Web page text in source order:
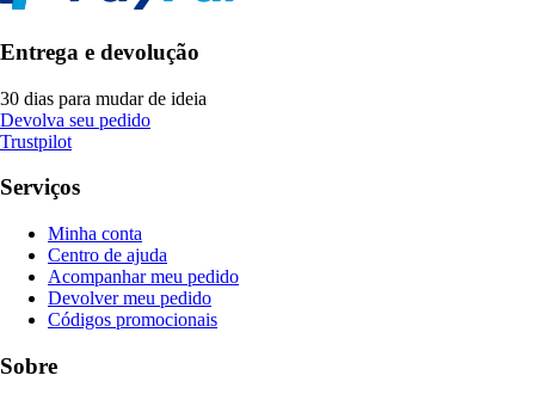
Entrega e devolução
30 dias para mudar de ideia
Devolva seu pedido
Trustpilot
Serviços
Minha conta
Centro de ajuda
Acompanhar meu pedido
Devolver meu pedido
Códigos promocionais
Sobre